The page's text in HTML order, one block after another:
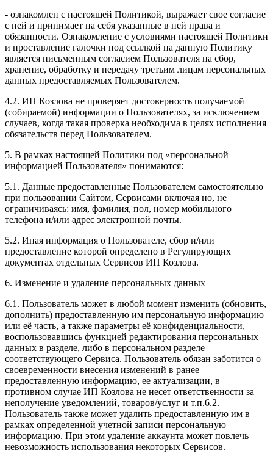
- ознакомлен с настоящей Политикой, выражает свое согласие
с ней и принимает на себя указанные в ней права и
обязанности. Ознакомление с условиями настоящей Политики
и проставление галочки под ссылкой на данную Политику
является письменным согласием Пользователя на сбор,
хранение, обработку и передачу третьим лицам персональных
данных предоставляемых Пользователем.
4.2. ИП Козлова не проверяет достоверность получаемой
(собираемой) информации о Пользователях, за исключением
случаев, когда такая проверка необходима в целях исполнения
обязательств перед Пользователем.
5. В рамках настоящей Политики под «персональной
информацией Пользователя» понимаются:
5.1. Данные предоставленные Пользователем самостоятельно
при пользовании Сайтом, Сервисами включая но, не
ограничиваясь: имя, фамилия, пол, номер мобильного
телефона и/или адрес электронной почты.
5.2. Иная информация о Пользователе, сбор и/или
предоставление которой определено в Регулирующих
документах отдельных Сервисов ИП Козлова.
6. Изменение и удаление персональных данных
6.1. Пользователь может в любой момент изменить (обновить,
дополнить) предоставленную им персональную информацию
или её часть, а также параметры её конфиденциальности,
воспользовавшись функцией редактирования персональных
данных в разделе, либо в персональном разделе
соответствующего Сервиса. Пользователь обязан заботится о
своевременности внесения изменений в ранее
предоставленную информацию, ее актуализации, в
противном случае ИП Козлова не несет ответственности за
неполучение уведомлений, товаров/услуг и т.п.6.2.
Пользователь также может удалить предоставленную им в
рамках определенной учетной записи персональную
информацию. При этом удаление аккаунта может повлечь
невозможность использования некоторых Сервисов.